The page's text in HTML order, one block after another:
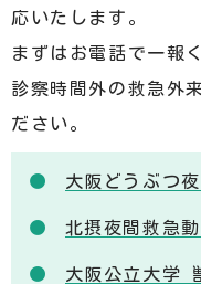
応いたします。
まずはお電話で一報
診察時間外の救急外
ださい。
大阪どうぶつ
北摂夜間救急
大阪公立大学